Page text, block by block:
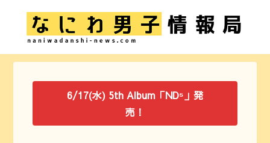
6/17(水) 5th Album「ND⁵」発
売！